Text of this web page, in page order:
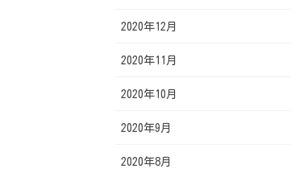
2020年12月
2020年11月
2020年10月
2020年9月
2020年8月